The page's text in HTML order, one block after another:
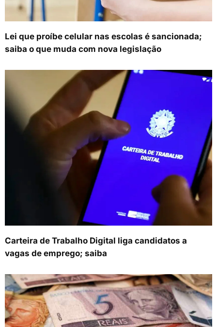
Lei que proíbe celular nas escolas é sancionada;
saiba o que muda com nova legislação
Carteira de Trabalho Digital liga candidatos a
vagas de emprego; saiba